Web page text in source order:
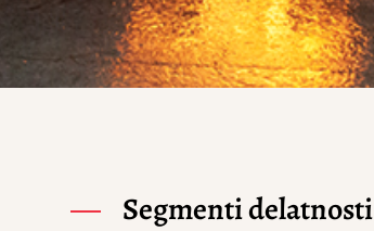
Segmenti delatnosti